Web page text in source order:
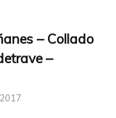
– Collado
–